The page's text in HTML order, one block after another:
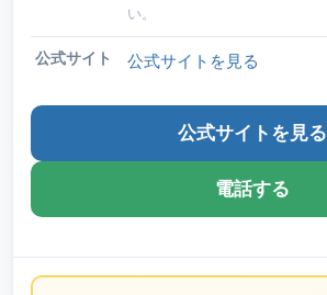
い。
公式サイト 公式サイトを見る
公式サイトを見る
電話する